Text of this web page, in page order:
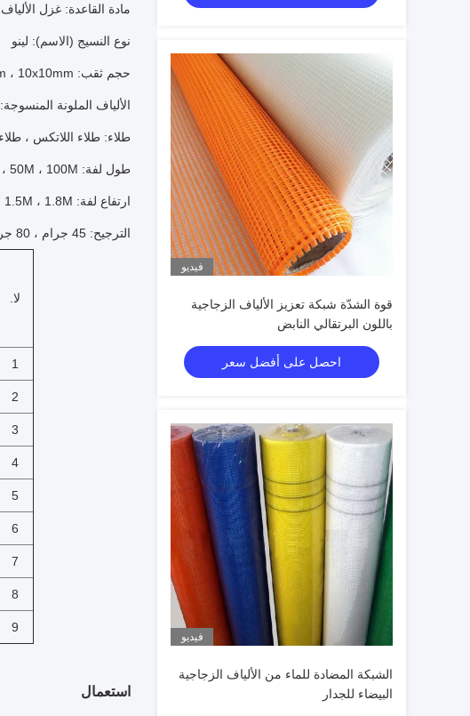
فيديو
قوة الشدّة شبكة تعزيز الألياف الزجاجية
باللون البرتقالي النابض
احصل على أفضل سعر
فيديو
الشبكة المضادة للماء من الألياف الزجاجية
البيضاء للجدار
مادة القاعدة: غزل
نوع النسيج (الاسم): لينو
حجم ثقب: 2.8x2.8mm ، 4x4mm ، 5x5mm ، 10x10mm
الألياف الملونة
طلاء: طلاء اللاتكس ، طلاء
طول لفة: 30M ، 50M ، 100M.
ارتفاع لفة: 0.2M ، 0.5M ، 1M ، 1.2M ، 1.5M ، 1.8M ،
الترجيح: 45 جرام ، 80 جرام ، 100 جرام ، 110 جرام ، 120 جرام ، 150 جرام ، 160 جرام وهلم جرا.
لا.
1
2
3
4
5
6
7
8
9
استعمال